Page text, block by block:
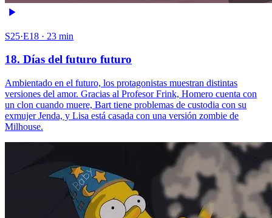
S25·E18 · 23 min
18. Días del futuro futuro
Ambientado en el futuro, los protagonistas muestran distintas
versiones del amor. Gracias al Profesor Frink, Homero cuenta con
un clon cuando muere, Bart tiene problemas de custodia con su
exmujer Jenda, y Lisa está casada con una versión zombie de
Milhouse.